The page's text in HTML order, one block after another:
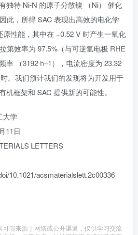
独特 Ni-N 的原子分散镍 （Ni） 催化
此，所得 SAC 表现出高效的电化学
性能，其中在 −0.52 V 时产生一氧化
第效率为 97.5%（与可逆氢电极 RHE
率 （3192 h–1），电流密度为 23.32
。我们预计我们的发现将为开发用于
机框架和 SAC 提供新的可能性。
大学
11日
LETTERS
10.1021/acsmaterialslett.2c00336
能来源于网络或公开渠道，仅供学习交流